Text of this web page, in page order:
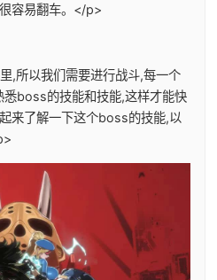
容易翻车。</p>
,所以我们需要进行战斗,每一个
boss的技能和技能,这样才能快
来了解一下这个boss的技能,以